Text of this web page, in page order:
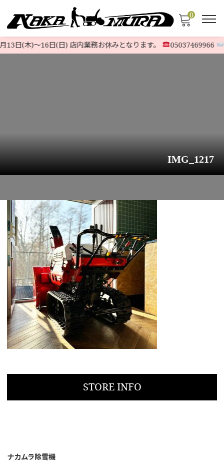
0
日(木)〜16日(日) 店内業務お休みとなります。 05037469966
IMG_1217
STORE INFO
ナカムラ除雪機